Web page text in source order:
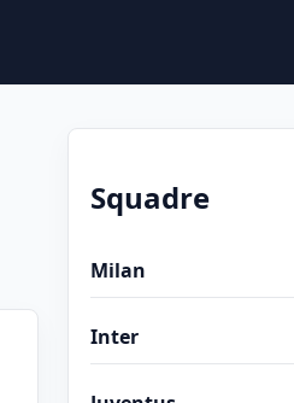
Squadre
Milan
Inter